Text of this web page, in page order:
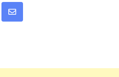
Share